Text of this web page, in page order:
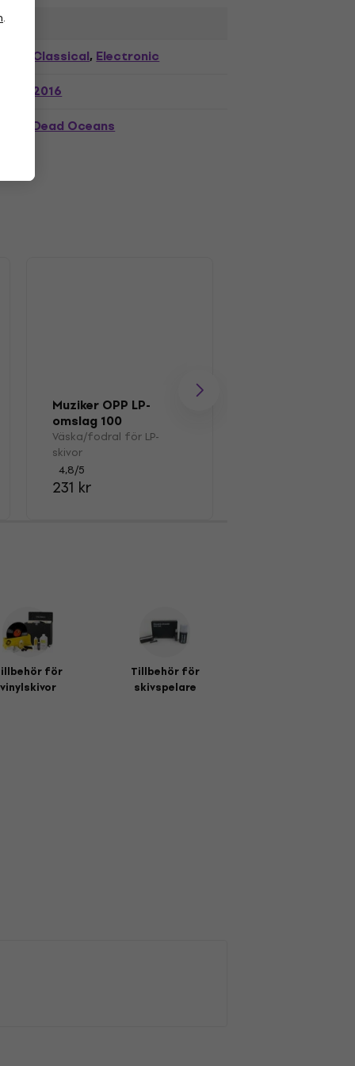
.
Classical,Electronic
2016
Dead Oceans
Muziker OPP LP-
omslag 100
Väska/fodral för LP-
skivor
4,8/5
231 kr
för
vinylskivor
Tillbehör för
skivspelare